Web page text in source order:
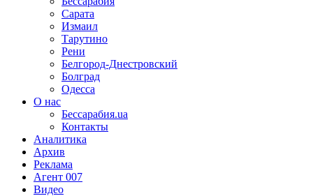
Сарата
Измаил
Тарутино
Рени
Белгород-Днестровский
Болград
Одесса
О нас
Бессарабия.ua
Контакты
Аналитика
Архив
Реклама
Агент 007
Видео